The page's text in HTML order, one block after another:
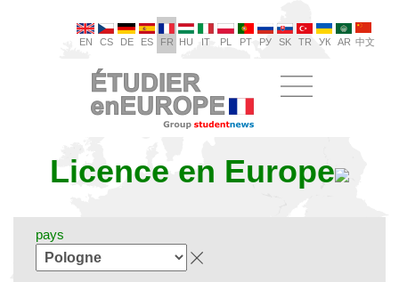
EN CS DE ES FR HU IT PL PT РУ SK TR УК AR 中文
Licence en Europe
pays